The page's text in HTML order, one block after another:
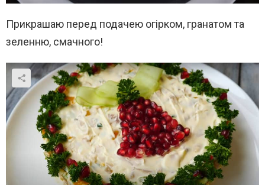
Прикрашаю перед подачею огірком, гранатом та
зеленню, смачного!